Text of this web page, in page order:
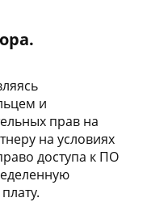
и
прав на
на условиях
доступа к ПО